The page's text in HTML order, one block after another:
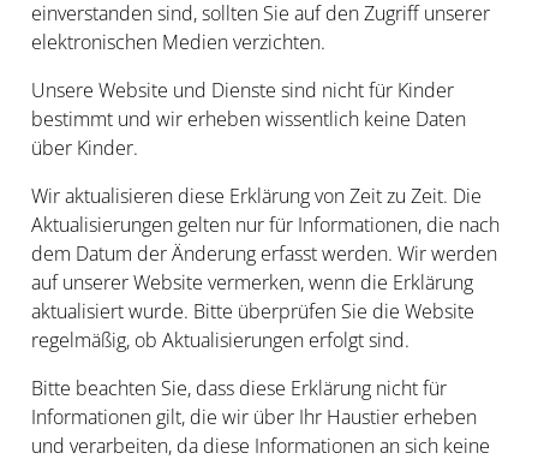
einverstanden sind, sollten Sie auf den Zugriff unserer
elektronischen Medien verzichten.
Unsere Website und Dienste sind nicht für Kinder
bestimmt und wir erheben wissentlich keine Daten
über Kinder.
Wir aktualisieren diese Erklärung von Zeit zu Zeit. Die
Aktualisierungen gelten nur für Informationen, die nach
dem Datum der Änderung erfasst werden. Wir werden
auf unserer Website vermerken, wenn die Erklärung
aktualisiert wurde. Bitte überprüfen Sie die Website
regelmäßig, ob Aktualisierungen erfolgt sind.
Bitte beachten Sie, dass diese Erklärung nicht für
Informationen gilt, die wir über Ihr Haustier erheben
und verarbeiten, da diese Informationen an sich keine